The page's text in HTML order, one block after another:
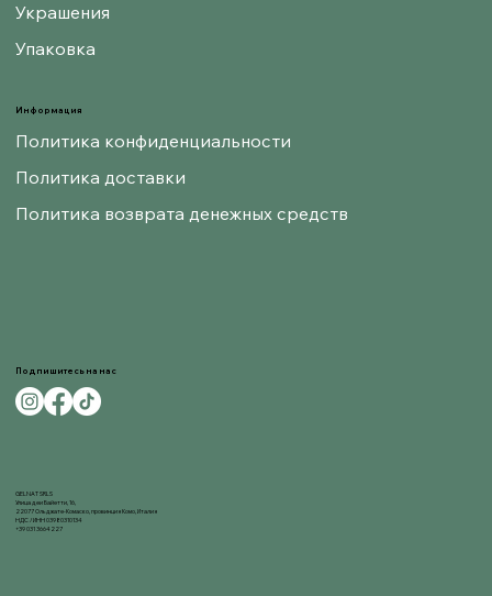
Информация
Политика конфиденциальности
Политика доставки
Политика возврата денежных средств
Украшения
Упаковка
Подпишитесь на нас
GELNAT SRLS
Улица деи Байетти, 16,
22077 Ольджате-Комаско, провинция Комо, Италия
НДС / ИНН 03980310134
+39 031 3664227